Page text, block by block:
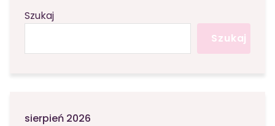
Szukaj
Szukaj
sierpień 2026